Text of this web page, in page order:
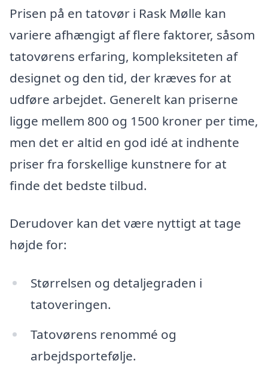
Prisen på en tatovør i Rask Mølle kan
variere afhængigt af flere faktorer, såsom
tatovørens erfaring, kompleksiteten af
designet og den tid, der kræves for at
udføre arbejdet. Generelt kan priserne
ligge mellem 800 og 1500 kroner per time,
men det er altid en god idé at indhente
priser fra forskellige kunstnere for at
finde det bedste tilbud.
Derudover kan det være nyttigt at tage
højde for:
Størrelsen og detaljegraden i
tatoveringen.
Tatovørens renommé og
arbejdsportefølje.